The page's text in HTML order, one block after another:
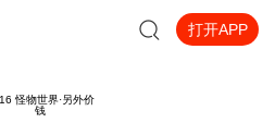
打开APP